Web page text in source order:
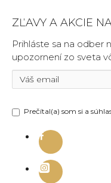
ZĽAVY A AKCIE
Prihláste sa na odber
upozornení zo sveta
Prečítal(a) som si a